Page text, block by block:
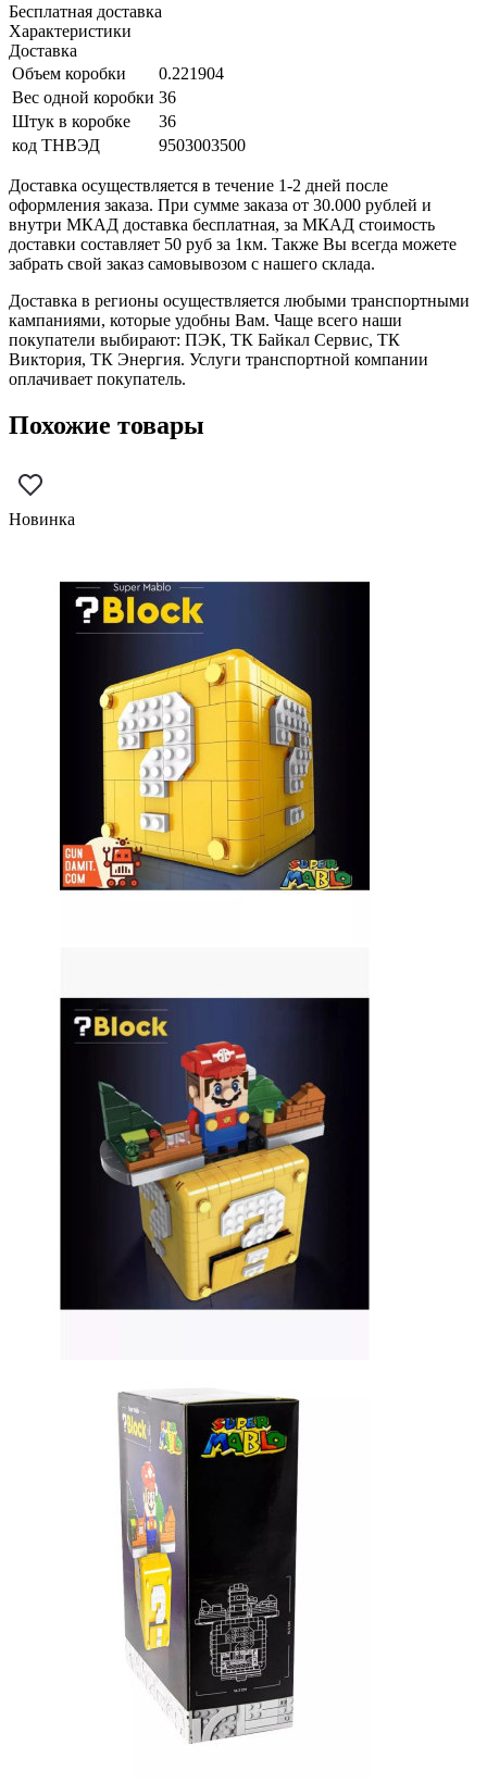
Бесплатная доставка
Характеристики
Доставка
Объем коробки
0.221904
Вес одной коробки 36
Штук в коробке
36
код ТНВЭД
9503003500
Доставка осуществляется в течение 1-2 дней после
оформления заказа. При сумме заказа от 30.000 рублей и
внутри МКАД доставка бесплатная, за МКАД стоимость
доставки составляет 50 руб за 1км. Также Вы всегда можете
забрать свой заказ самовывозом с нашего склада.
Доставка в регионы осуществляется любыми транспортными
кампаниями, которые удобны Вам. Чаще всего наши
покупатели выбирают: ПЭК, ТК Байкал Сервис, ТК
Виктория, ТК Энергия. Услуги транспортной компании
оплачивает покупатель.
Похожие товары
Новинка